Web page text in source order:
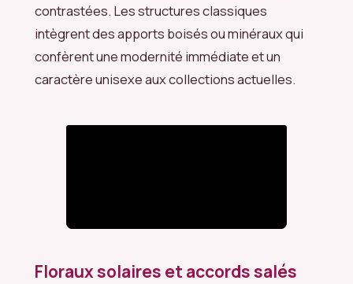
contrastées. Les structures classiques
intègrent des apports boisés ou minéraux qui
confèrent une modernité immédiate et un
caractère unisexe aux collections actuelles.
Floraux solaires et accords salés